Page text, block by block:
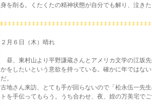
身を削る。くたくたの精神状態が自分でも解り、泣き
２月６日（木）晴れ
昼、東村山より平野謙蔵さんとアメリカ文学の江坂
かをしたいという意欲を持っている。確かに年ではな
だ。
古地さん来訪、とても手が回らないので「松永伍一先
トを手伝ってもらう。うち合わせ、夜、姪の万美宅で